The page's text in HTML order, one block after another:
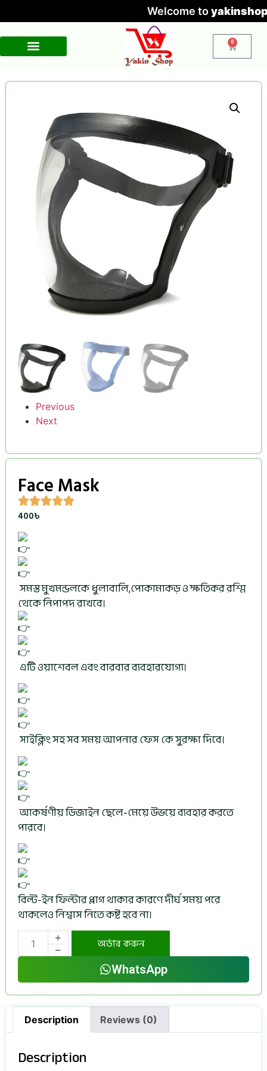
Welcome to
0
Previous
Next
Face Mask
400৳
সমস্ত মুখমন্ডলকে ধুলাবালি,পোকামাকড় ও ক্ষতিকর রশ্মি
থেকে নিপাপদ রাখবে।
এটি ওয়াশেবল এবং বারবার ব্যবহারযোগ্য।
সাইক্লিং সহ সব সময় আপনার ফেস কে সুরক্ষা দিবে।
আকর্ষণীয় ডিজাইন ছেলে-মেয়ে উভয়ে ব্যবহার করতে
পারবে।
বিল্ট-ইন ফিল্টার প্লাগ থাকার কারণে দীর্ঘ সময় পরে
থাকলেও নিশ্বাস নিতে কষ্ট হবে না।
অর্ডার করুন
WhatsApp
Description Reviews (0)
Description